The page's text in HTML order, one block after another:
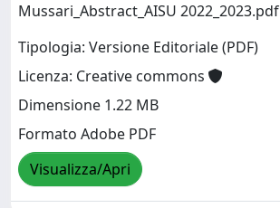
Mussari_Abstract_AISU 2022_2023.pdf
Tipologia: Versione Editoriale (PDF)
Licenza: Creative commons
Dimensione 1.22 MB
Formato Adobe PDF
Visualizza/Apri